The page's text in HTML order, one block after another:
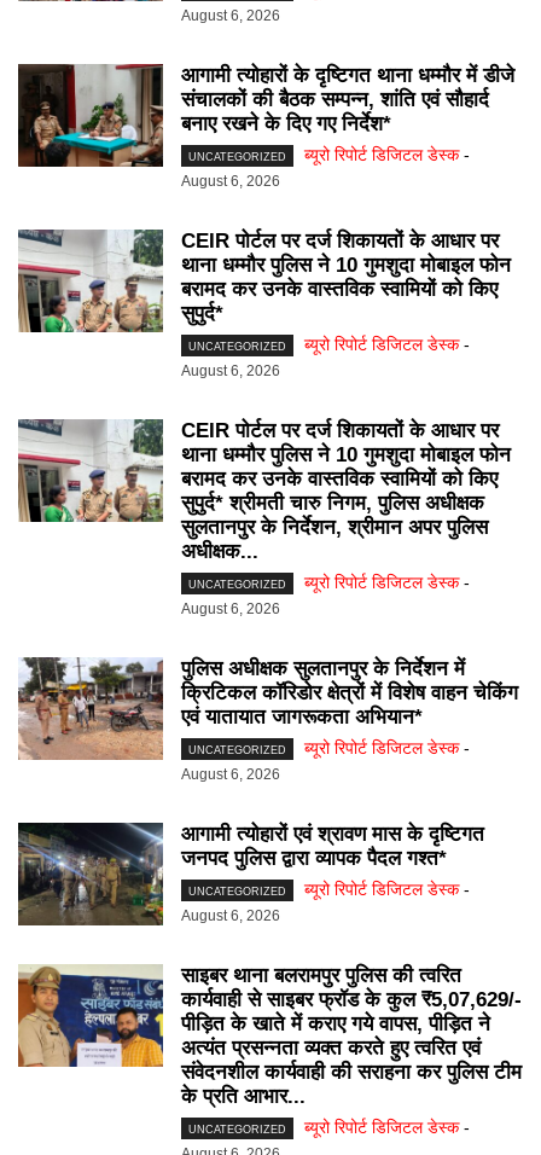
August 6, 2026
आगामी त्योहारों के दृष्टिगत थाना धम्मौर में डीजे
संचालकों की बैठक सम्पन्न, शांति एवं सौहार्द
बनाए रखने के दिए गए निर्देश*
UNCATEGORIZED ब्यूरो रिपोर्ट डिजिटल डेस्क -
August 6, 2026
CEIR पोर्टल पर दर्ज शिकायतों के आधार पर
थाना धम्मौर पुलिस ने 10 गुमशुदा मोबाइल फोन
बरामद कर उनके वास्तविक स्वामियों को किए
सुपुर्द*
UNCATEGORIZED ब्यूरो रिपोर्ट डिजिटल डेस्क -
August 6, 2026
CEIR पोर्टल पर दर्ज शिकायतों के आधार पर
थाना धम्मौर पुलिस ने 10 गुमशुदा मोबाइल फोन
बरामद कर उनके वास्तविक स्वामियों को किए
सुपुर्द* श्रीमती चारु निगम, पुलिस अधीक्षक
सुलतानपुर के निर्देशन, श्रीमान अपर पुलिस
अधीक्षक...
UNCATEGORIZED ब्यूरो रिपोर्ट डिजिटल डेस्क -
August 6, 2026
पुलिस अधीक्षक सुलतानपुर के निर्देशन में
क्रिटिकल कॉरिडोर क्षेत्रों में विशेष वाहन चेकिंग
एवं यातायात जागरूकता अभियान*
UNCATEGORIZED ब्यूरो रिपोर्ट डिजिटल डेस्क -
August 6, 2026
आगामी त्योहारों एवं श्रावण मास के दृष्टिगत
जनपद पुलिस द्वारा व्यापक पैदल गश्त*
UNCATEGORIZED ब्यूरो रिपोर्ट डिजिटल डेस्क -
August 6, 2026
साइबर थाना बलरामपुर पुलिस की त्वरित
कार्यवाही से साइबर फ्रॉड के कुल ₹5,07,629/-
पीड़ित के खाते में कराए गये वापस, पीड़ित ने
अत्यंत प्रसन्नता व्यक्त करते हुए त्वरित एवं
संवेदनशील कार्यवाही की सराहना कर पुलिस टीम
के प्रति आभार...
UNCATEGORIZED ब्यूरो रिपोर्ट डिजिटल डेस्क -